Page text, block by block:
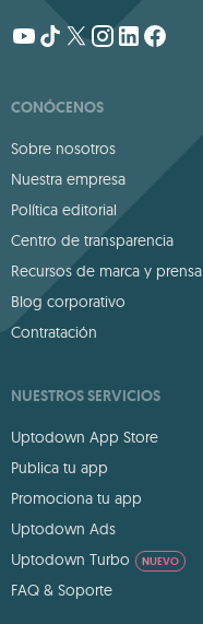
CONÓCENOS
Sobre nosotros
Nuestra empresa
Política editorial
Centro de transparencia
Recursos de marca y prensa
Blog corporativo
Contratación
NUESTROS SERVICIOS
Uptodown App Store
Publica tu app
Promociona tu app
Uptodown Ads
Uptodown Turbo
NUEVO
FAQ & Soporte